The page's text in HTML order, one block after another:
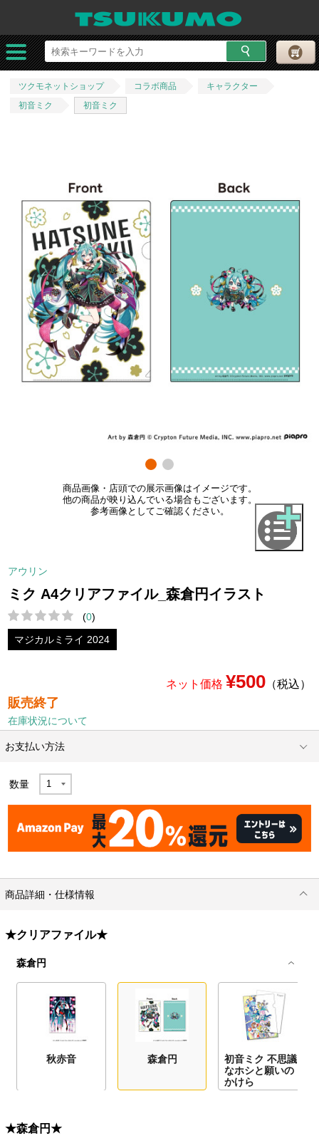
ツクモネットショップ コラボ商品
キャラクター
初音ミク
初音ミク
商品画像・店頭での展示画像はイメージです。
他の商品が映り込んでいる場合もございます。
参考画像としてご確認ください。
アウリン
ミク A4クリアファイル_森倉円イラスト
(0)
マジカルミライ 2024
ネット価格 ¥500（税込）
販売終了
在庫状況について
お支払い方法
数量
商品詳細・仕様情報
★クリアファイル★
森倉円
秋赤音 森倉円
初音ミク 不思議
なホシと願いの
かけら
★森倉円★